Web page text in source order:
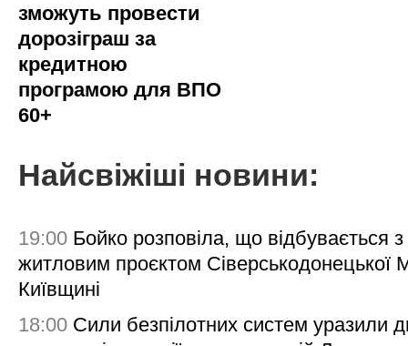
зможуть провести
дорозіграш за
кредитною
програмою для ВПО
60+
Найсвіжіші новини:
19:00 Бойко розповіла, що відбувається з
житловим проєктом Сіверськодонецької
Київщині
18:00 Сили безпілотних систем уразили